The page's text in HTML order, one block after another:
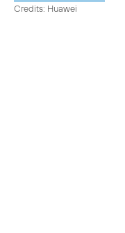
Credits: Huawei